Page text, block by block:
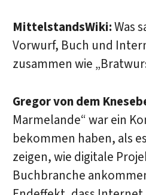
MittelstandsWiki:Was
Vorwurf, Buch und
zusammen wie
Gregor von dem
Marmelande“ war ein
bekommen haben, als
zeigen, wie digitale
Buchbranche